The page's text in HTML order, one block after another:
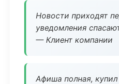
Новости приходят
уведомления
— Клиент компании
Афиша полная,